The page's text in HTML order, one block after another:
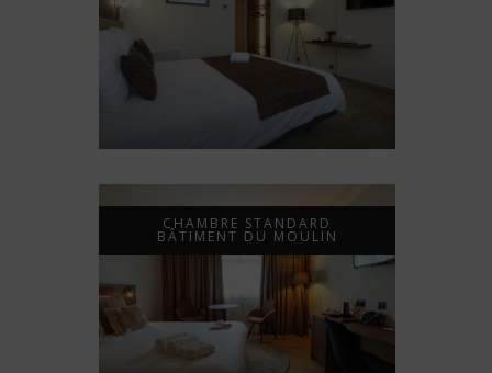
CHAMBRE STANDARD
BÂTIMENT DU MOULIN